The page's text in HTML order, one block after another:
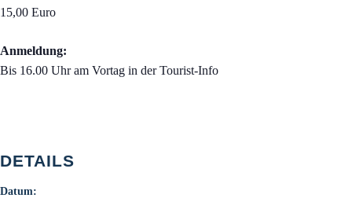
15,00 Euro
Anmeldung:
Bis 16.00 Uhr am Vortag in der Tourist-Info
DETAILS
Datum: